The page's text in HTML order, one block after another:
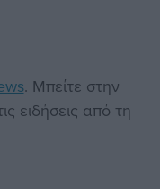
. Μπείτε στην
ειδήσεις από τη